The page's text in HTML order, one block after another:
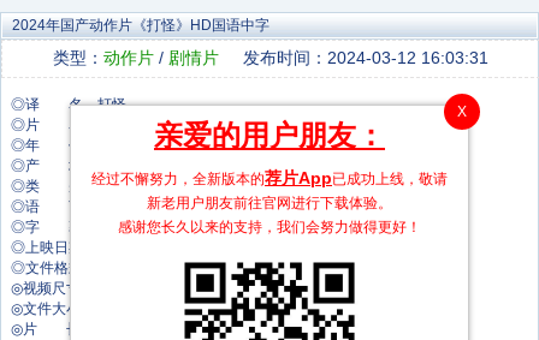
2024年国产动作片《打怪》HD国语中字
类型： 动作片 / 剧情片 发布时间：2024-03-12 16:03:31
◎译 名 打怪
◎片 名 打怪
◎年 代 2024
◎产 地 中国大陆
◎类 别 动作/剧情
◎语 言 国语
◎字 幕 中文字幕
◎上映日期 2024-03-12(中国大陆)
◎文件格式 x264 + ACC
◎视频尺寸 1920 x 1080
◎文件大小 1677MB
◎片 长 72Mins
X
亲爱的用户朋友：
经过不懈努力，全新版本的荐片App已成功上线，敬请
新老用户朋友前往官网进行下载体验。
感谢您长久以来的支持，我们会努力做得更好！